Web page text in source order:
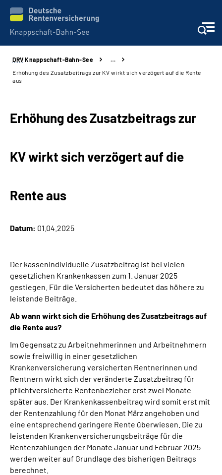
Aktuelles & Presse
Reha-Kliniken
Über uns & Karriere
Online-Services
Gebärdensprache
Leichte Sprache
Suche
Mein Kundenportal
DRV Knappschaft-Bahn-See
…
Erhöhung des Zusatzbeitrags zur KV wirkt sich verzögert auf die Rente
aus
Erhöhung des Zusatzbeitrags zur
KV wirkt sich verzögert auf die
Rente aus
Datum: 01.04.2025
Der kassenindividuelle Zusatzbeitrag ist bei vielen
gesetzlichen Krankenkassen zum 1. Januar 2025
gestiegen. Für die Versicherten bedeutet das höhere zu
leistende Beiträge.
Ab wann wirkt sich die Erhöhung des Zusatzbeitrags auf
die Rente aus?
Im Gegensatz zu Arbeitnehmerinnen und Arbeitnehmern
sowie freiwillig in einer gesetzlichen
Krankenversicherung versicherten Rentnerinnen und
Rentnern wirkt sich der veränderte Zusatzbeitrag für
pflichtversicherte Rentenbezieher erst zwei Monate
später aus. Der Krankenkassenbeitrag wird somit erst mit
der Rentenzahlung für den Monat März angehoben und
eine entsprechend geringere Rente überwiesen. Die zu
leistenden Krankenversicherungsbeiträge für die
Rentenzahlungen der Monate Januar und Februar 2025
werden weiter auf Grundlage des bisherigen Beitrags
berechnet.